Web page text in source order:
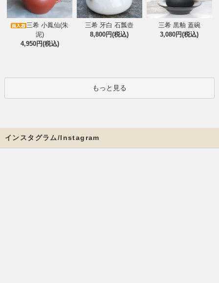
三希 小鳳仙(朱
泥)
4,950円(税込)
三希 牙白 石瓢壺
8,800円(税込)
三希 黒釉 蓋碗
3,080円(税込)
もっと見る
インスタグラム/Instagram